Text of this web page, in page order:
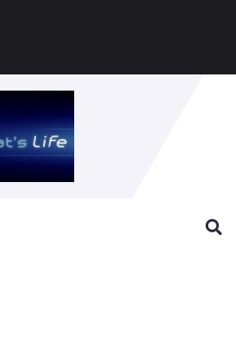
για καλλιέργεια δεν